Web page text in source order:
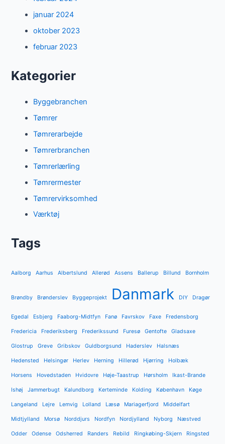
januar 2024
oktober 2023
februar 2023
Kategorier
Byggebranchen
Tømrer
Tømrerarbejde
Tømrerbranchen
Tømrerlærling
Tømrermester
Tømrervirksomhed
Værktøj
Tags
Aalborg Aarhus Albertslund Allerød Assens Ballerup Billund Bornholm
Brøndby Brønderslev Byggeprojekt Danmark DIY Dragør
Egedal Esbjerg Faaborg-Midtfyn Fanø Favrskov Faxe Fredensborg
Fredericia Frederiksberg Frederikssund Furesø Gentofte Gladsaxe
Glostrup Greve Gribskov Guldborgsund Haderslev Halsnæs
Hedensted Helsingør Herlev Herning Hillerød Hjørring Holbæk
Horsens Hovedstaden Hvidovre Høje-Taastrup Hørsholm Ikast-Brande
Ishøj Jammerbugt Kalundborg Kerteminde Kolding København Køge
Langeland Lejre Lemvig Lolland Læsø Mariagerfjord Middelfart
Midtjylland Morsø Norddjurs Nordfyn Nordjylland Nyborg Næstved
Odder Odense Odsherred Randers Rebild Ringkøbing-Skjern Ringsted